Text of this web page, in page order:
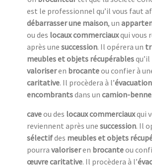
est le professionnel qu’il vous faut
débarrasser une maison, un
ou des locaux commerciauxqui vous
après une succession. Il opérera un
meubles et objets récupérables
valoriseren brocanteou confier à
caritative. Il procèdera à l’
encombrantsdans un camion-benne
caveou des locaux commerciauxqui
reviennent après une succession. Il
sélectifdes meubles et objets
pourra valoriseren brocanteou
œuvre caritative. Il procèdera à l’